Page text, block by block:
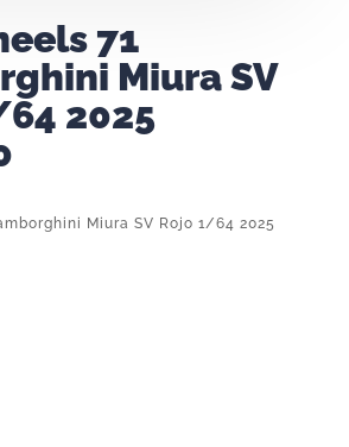
71
Miura SV
2025
Miura SV Rojo 1/64 2025